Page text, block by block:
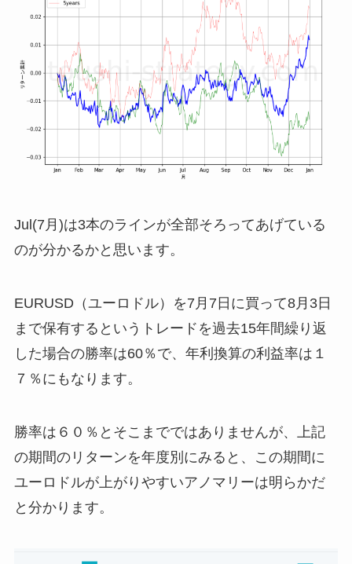
Jul(7月)は3本のラインが全部そろってあげている
のが分かるかと思います。
EURUSD（ユーロドル）を7月7日に買って8月3日
まで保有するというトレードを過去15年間繰り返
した場合の勝率は60％で、年利換算の利益率は１
７％にもなります。
勝率は６０％とそこまでではありませんが、上記
の期間のリターンを年度別にみると、この期間に
ユーロドルが上がりやすいアノマリーは明らかだ
と分かります。